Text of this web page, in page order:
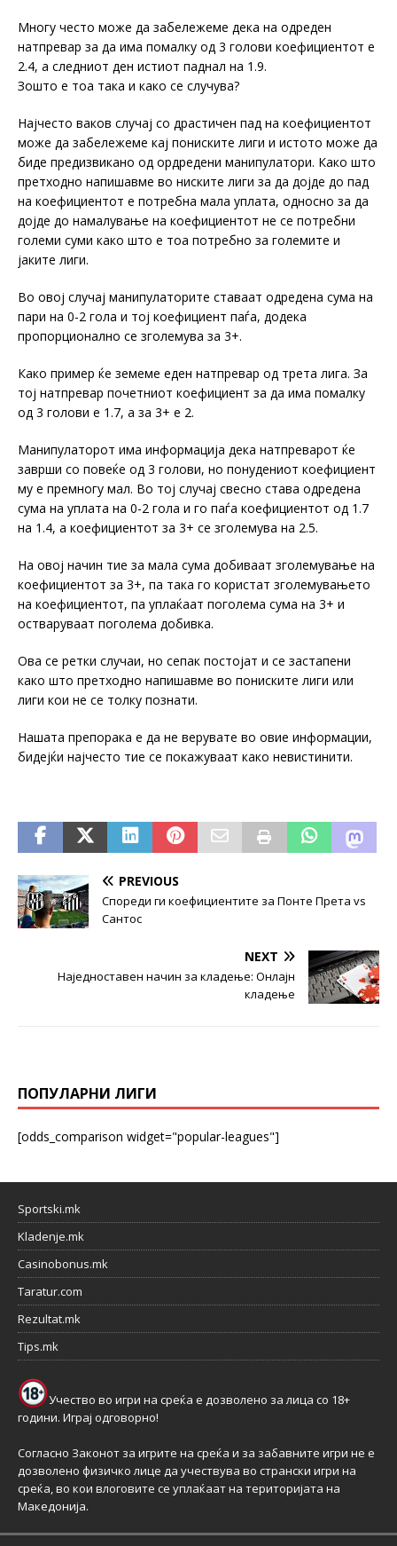
Многу често може да забележеме дека на одреден
натпревар за да има помалку од 3 голови коефициентот е
2.4, а следниот ден истиот паднал на 1.9.
Зошто е тоа така и како се случува?
Најчесто ваков случај со драстичен пад на коефициентот
може да забележеме кај пониските лиги и истото може да
биде предизвикано од ордредени манипулатори. Како што
претходно напишавме во ниските лиги за да дојде до пад
на коефициентот е потребна мала уплата, односно за да
дојде до намалување на коефициентот не се потребни
големи суми како што е тоа потребно за големите и
јаките лиги.
Во овој случај манипулаторите ставаат одредена сума на
пари на 0-2 гола и тој коефициент паѓа, додека
пропорционално се зголемува за 3+.
Како пример ќе земеме еден натпревар од трета лига. За
тој натпревар почетниот коефициент за да има помалку
од 3 голови е 1.7, а за 3+ е 2.
Манипулаторот има информација дека натпреварот ќе
заврши со повеќе од 3 голови, но понудениот коефициент
му е премногу мал. Во тој случај свесно става одредена
сума на уплата на 0-2 гола и го паѓа коефициентот од 1.7
на 1.4, а коефициентот за 3+ се зголемува на 2.5.
На овој начин тие за мала сума добиваат зголемување на
коефициентот за 3+, па така го користат зголемувањето
на коефициентот, па уплаќаат поголема сума на 3+ и
остваруваат поголема добивка.
Ова се ретки случаи, но сепак постојат и се застапени
како што претходно напишавме во пониските лиги или
лиги кои не се толку познати.
Нашата препорака е да не верувате во овие информации,
бидејќи најчесто тие се покажуваат како невистинити.
PREVIOUS
Спореди ги коефициентите за Понте Прета vs
Сантос
NEXT
Наједноставен начин за кладење: Онлајн
кладење
ПОПУЛАРНИ ЛИГИ
[odds_comparison widget="popular-leagues"]
Sportski.mk
Kladenje.mk
Casinobonus.mk
Taratur.com
Rezultat.mk
Tips.mk
Учество во игри на среќа е дозволено за лица со 18+
години. Играј одговорно!
Согласно Законот за игрите на среќа и за забавните игри не е
дозволено физичко лице да учествува во странски игри на
среќа, во кои влоговите се уплаќаат на територијата на
Македонија.